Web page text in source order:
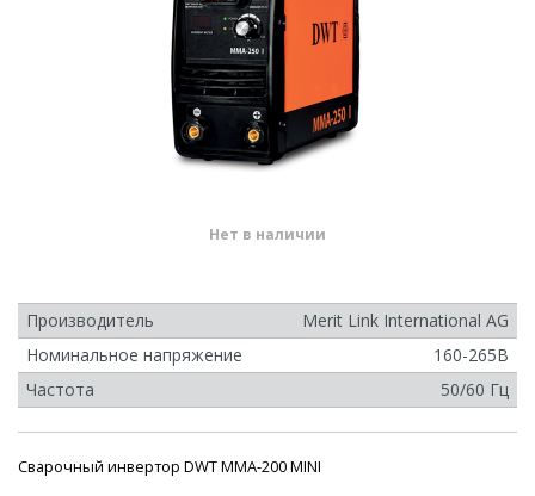
Нет в наличии
Производитель
Merit Link International AG
Номинальное напряжение
160-265В
Частота
50/60 Гц
Сварочный инвертор DWT MMA-200 MINI